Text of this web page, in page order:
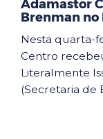
Adamastor
Brenman
Nesta quarta-
Centro
Literalmente
(Secretaria de